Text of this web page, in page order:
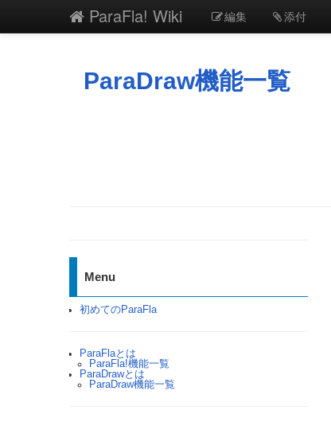
ParaFla! Wiki 編集 添付
ParaDraw機能一覧
Menu
初めてのParaFla
ParaFlaとは
ParaFla!機能一覧
ParaDrawとは
ParaDraw機能一覧